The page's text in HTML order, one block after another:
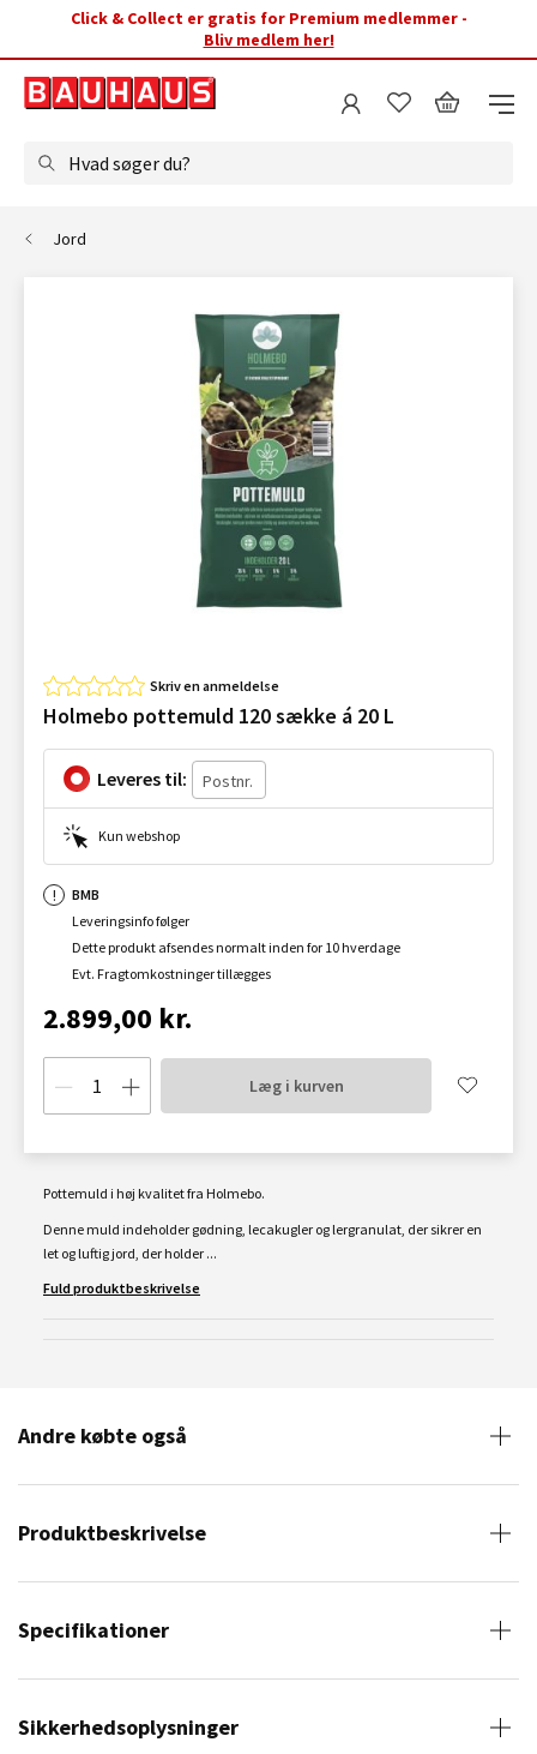
Click & Collect er gratis for Premium medlemmer -
Bliv medlem her!
Hvad søger du?
Jord
Skriv en anmeldelse
Holmebo pottemuld 120 sække á 20 L
Leveres til:
Kun webshop
BMB
Leveringsinfo følger
Dette produkt afsendes normalt inden for 10 hverdage
Evt. Fragtomkostninger tillægges
2.899,00 kr.
Læg i kurven
Pottemuld i høj kvalitet fra Holmebo.
Denne muld indeholder gødning, lecakugler og lergranulat, der sikrer en
let og luftig jord, der holder ...
Fuld produktbeskrivelse
Andre købte også
Produktbeskrivelse
Specifikationer
Sikkerhedsoplysninger